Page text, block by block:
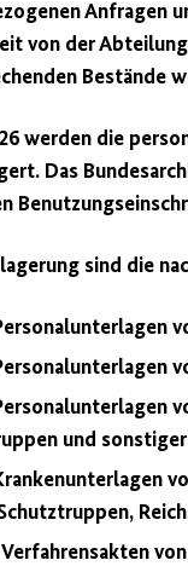
Anfragen
von der
Bestände
werden die
Das
sind die
und
Verfahrensakten